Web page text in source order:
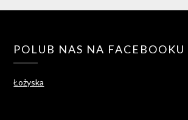
POLUB NAS NA FACEBOOKU
Łożyska